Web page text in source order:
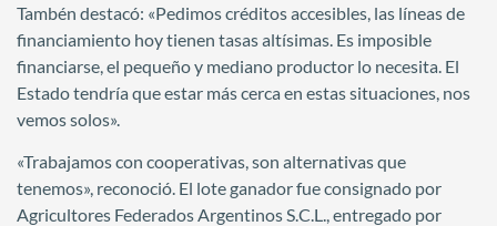
Tambén destacó: «Pedimos créditos accesibles, las líneas de
financiamiento hoy tienen tasas altísimas. Es imposible
financiarse, el pequeño y mediano productor lo necesita. El
Estado tendría que estar más cerca en estas situaciones, nos
vemos solos».
«Trabajamos con cooperativas, son alternativas que
tenemos», reconoció. El lote ganador fue consignado por
Agricultores Federados Argentinos S.C.L., entregado por